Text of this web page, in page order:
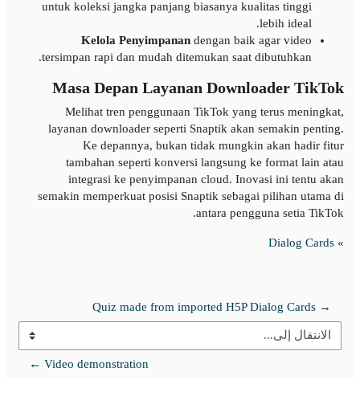
untuk koleksi jangka panjang biasanya kualitas tinggi
lebih ideal.
Kelola Penyimpanandengan baik agar video
tersimpan rapi dan mudah ditemukan saat dibutuhkan.
Masa Depan Layanan Downloader TikTok
Melihat tren penggunaan TikTok yang terus meningkat,
layanan downloader seperti Snaptik akan semakin penting.
Ke depannya, bukan tidak mungkin akan hadir fitur
tambahan seperti konversi langsung ke format lain atau
integrasi ke penyimpanan cloud. Inovasi ini tentu akan
semakin memperkuat posisi Snaptik sebagai pilihan utama di
antara pengguna setia TikTok.
»
Dialog Cards
→ Quiz made from imported H5P Dialog Cards
الانتقال إلى...
Video demonstration ←